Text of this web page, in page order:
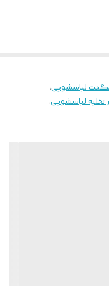
لباسشویی،
تخلیه لباسشویی،